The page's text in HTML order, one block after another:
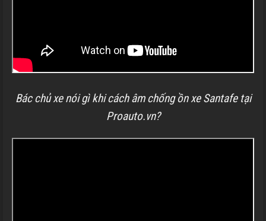
Bác chủ xe nói gì khi cách âm chống ồn xe Santafe tại
Proauto.vn?